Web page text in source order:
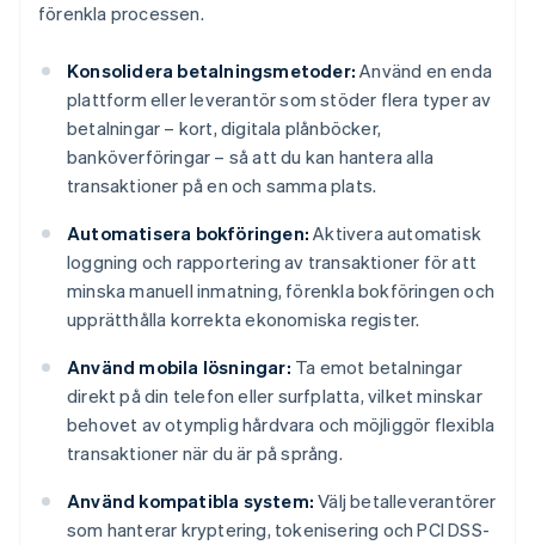
förenkla processen.
Konsolidera betalningsmetoder: Använd en enda
plattform eller leverantör som stöder flera typer av
betalningar – kort, digitala plånböcker,
banköverföringar – så att du kan hantera alla
transaktioner på en och samma plats.
Automatisera bokföringen: Aktivera automatisk
loggning och rapportering av transaktioner för att
minska manuell inmatning, förenkla bokföringen och
upprätthålla korrekta ekonomiska register.
Använd mobila lösningar: Ta emot betalningar
direkt på din telefon eller surfplatta, vilket minskar
behovet av otymplig hårdvara och möjliggör flexibla
transaktioner när du är på språng.
Använd kompatibla system: Välj betalleverantörer
som hanterar kryptering, tokenisering och PCI DSS-